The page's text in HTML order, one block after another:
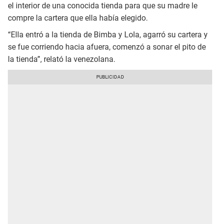
el interior de una conocida tienda para que su madre le
compre la cartera que ella había elegido.
“Ella entró a la tienda de Bimba y Lola, agarró su cartera y
se fue corriendo hacia afuera, comenzó a sonar el pito de
la tienda”, relató la venezolana.